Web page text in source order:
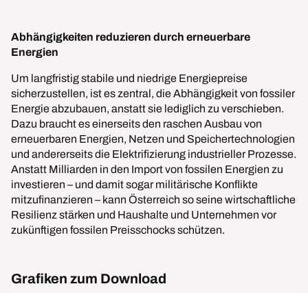
Abhängigkeiten reduzieren durch erneuerbare
Energien
Um langfristig stabile und niedrige Energiepreise
sicherzustellen, ist es zentral, die Abhängigkeit von fossiler
Energie abzubauen, anstatt sie lediglich zu verschieben.
Dazu braucht es einerseits den raschen Ausbau von
erneuerbaren Energien, Netzen und Speichertechnologien
und andererseits die Elektrifizierung industrieller Prozesse.
Anstatt Milliarden in den Import von fossilen Energien zu
investieren – und damit sogar militärische Konflikte
mitzufinanzieren – kann Österreich so seine wirtschaftliche
Resilienz stärken und Haushalte und Unternehmen vor
zukünftigen fossilen Preisschocks schützen.
Grafiken zum Download